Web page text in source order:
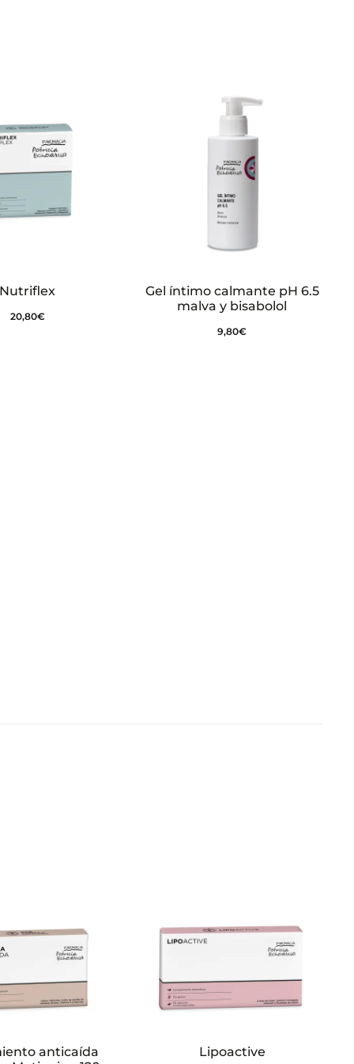
Nutriflex
20,80€
Gel íntimo calmante pH 6.5
malva y bisabolol
9,80€
anticaída
Lipoactive